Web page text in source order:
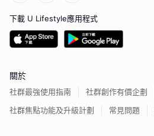
下載 U Lifestyle應用程式
關於
社群最強使用指南
社群創作有價企劃
社群焦點功能及升級計劃
常見問題